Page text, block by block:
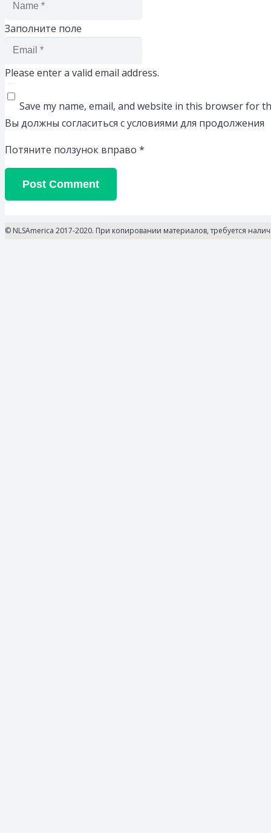
Заполните поле
Please enter a valid email address.
Save my name, email, and website in this browser for
Вы должны согласиться с условиями для продолжения
Потяните ползунок вправо *
Post Comment
© NLSAmerica 2017-2020. При копировании материалов, требуется